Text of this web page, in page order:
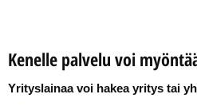
Kenelle palvelu voi
Yrityslainaa voi hakea yritys tai